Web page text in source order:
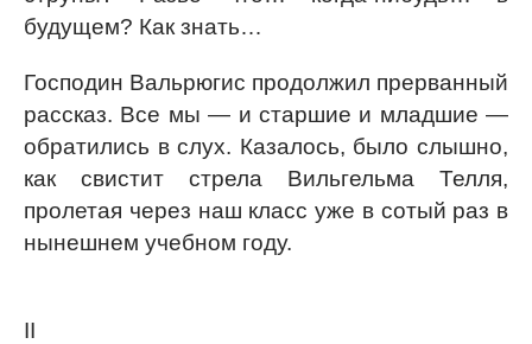
будущем? Как знать…
Господин Вальрюгис продолжил прерванный
рассказ. Все мы — и старшие и младшие —
обратились в слух. Казалось, было слышно,
как свистит стрела Вильгельма Телля,
пролетая через наш класс уже в сотый раз в
нынешнем учебном году.
II